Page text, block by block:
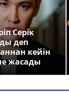
Серік
деп
кейін
жасады